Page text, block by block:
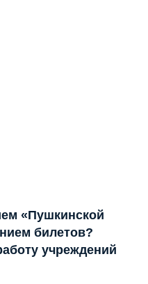
«Пушкинской
билетов?
учреждений